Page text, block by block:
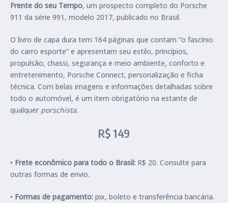
Frente do seu Tempo, um prospecto completo do Porsche
911 da série 991, modelo 2017, publicado no Brasil.
O livro de capa dura tem 164 páginas que contam “o fascínio
do carro esporte” e apresentam seu estilo, princípios,
propulsão, chassi, segurança e meio ambiente, conforto e
entretenimento, Porsche Connect, personalização e ficha
técnica. Com belas imagens e informações detalhadas sobre
todo o automóvel, é um item obrigatório na estante de
qualquer porschista.
R$ 149
• Frete econômico para todo o Brasil: R$ 20. Consulte para
outras formas de envio.
• Formas de pagamento: pix, boleto e transferência bancária.